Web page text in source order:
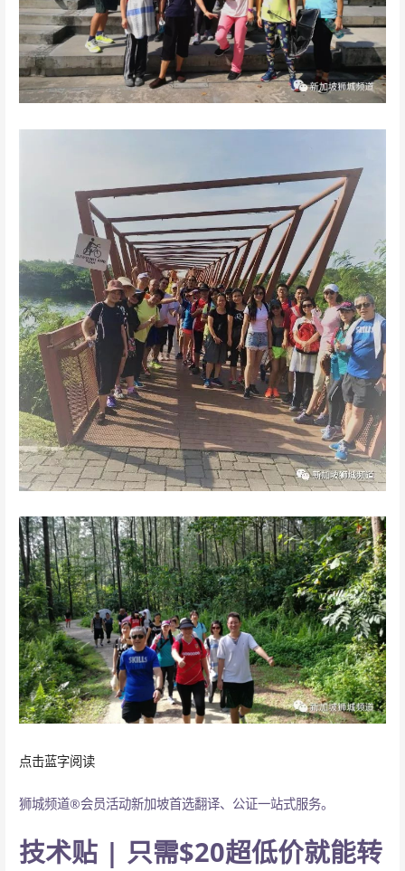
点击蓝字阅读
狮城频道®会员活动新加坡首选翻译、公证一站式服务。
技术贴 | 只需$20超低价就能转